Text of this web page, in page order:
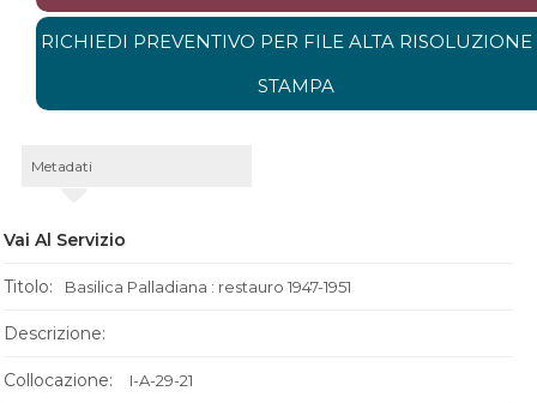
RICHIEDI PREVENTIVO PER FILE ALTA RISOLUZIONE
STAMPA
Metadati
Vai Al Servizio
Titolo: Basilica Palladiana : restauro 1947-1951
Descrizione:
Collocazione: I-A-29-21